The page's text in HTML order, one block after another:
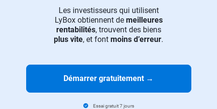
Les investisseurs qui utilisent
LyBox obtiennent de meilleures
rentabilités, trouvent des biens
plus vite, et font moins d’erreur.
Démarrer gratuitement →
Essai gratuit 7 jours